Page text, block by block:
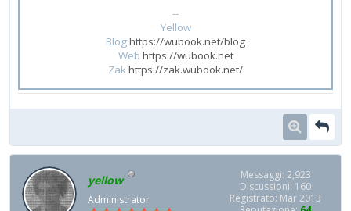
--
Yellow
Bloghttps://wubook.net/blog
Web https://wubook.net
Zakhttps://zak.wubook.net/
yellow
Administrator
Messaggi: 2,923
Discussioni: 160
Registrato: Mar 2013